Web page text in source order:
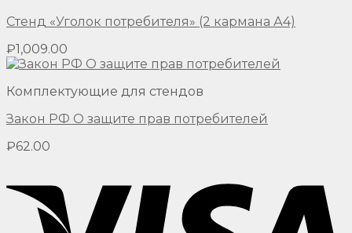
Стенд «Уголок потребителя» (2 кармана А4)
₽1,009.00
Комплектующие для стендов
Закон РФ О защите прав потребителей
₽62.00